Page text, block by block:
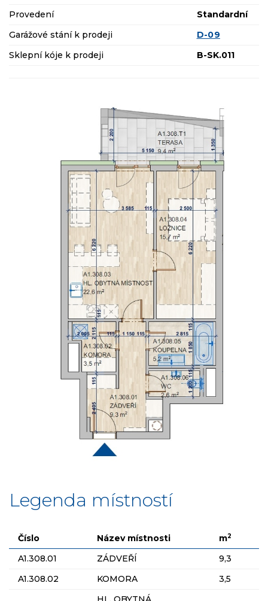
Provedení
Standardní
Garážové stání k prodeji
D-09
Sklepní kóje k prodeji
B-SK.011
Legenda místností
Číslo Název místnosti m2
A1.308.01 ZÁDVEŘÍ
9,3
A1.308.02
KOMORA 3,5